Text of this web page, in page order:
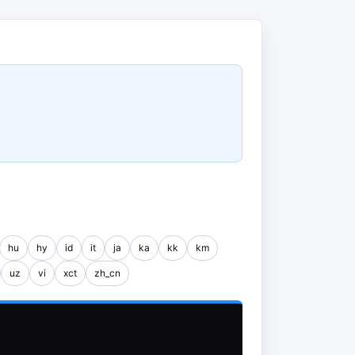
hu hy id it ja ka kk km
uz vi xct zh_cn